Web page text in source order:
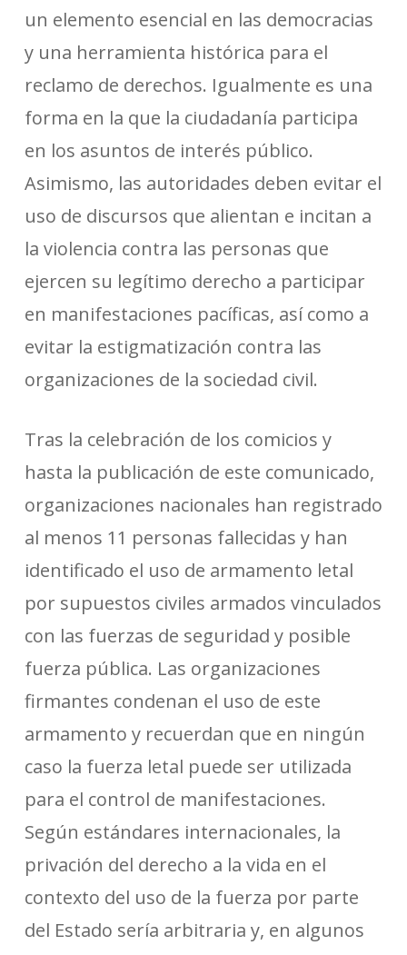
un elemento esencial en las democracias
y una herramienta histórica para el
reclamo de derechos. Igualmente es una
forma en la que la ciudadanía participa
en los asuntos de interés público.
Asimismo, las autoridades deben evitar el
uso de discursos que alientan e incitan a
la violencia contra las personas que
ejercen su legítimo derecho a participar
en manifestaciones pacíficas, así como a
evitar la estigmatización contra las
organizaciones de la sociedad civil.
Tras la celebración de los comicios y
hasta la publicación de este comunicado,
organizaciones nacionales han registrado
al menos 11 personas fallecidas y han
identificado el uso de armamento letal
por supuestos civiles armados vinculados
con las fuerzas de seguridad y posible
fuerza pública. Las organizaciones
firmantes condenan el uso de este
armamento y recuerdan que en ningún
caso la fuerza letal puede ser utilizada
para el control de manifestaciones.
Según estándares internacionales, la
privación del derecho a la vida en el
contexto del uso de la fuerza por parte
del Estado sería arbitraria y, en algunos